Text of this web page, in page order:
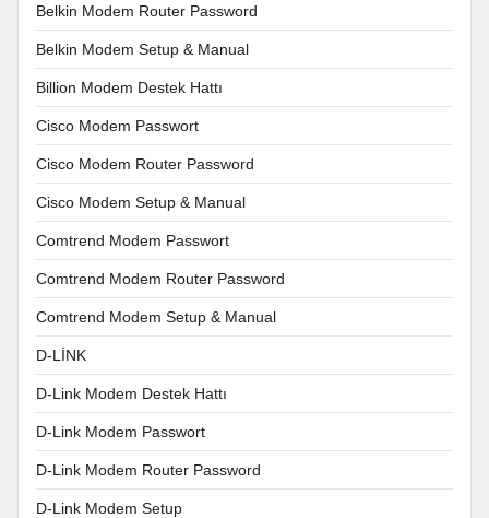
Belkin Modem Router Password
Belkin Modem Setup & Manual
Billion Modem Destek Hattı
Cisco Modem Passwort
Cisco Modem Router Password
Cisco Modem Setup & Manual
Comtrend Modem Passwort
Comtrend Modem Router Password
Comtrend Modem Setup & Manual
D-LİNK
D-Link Modem Destek Hattı
D-Link Modem Passwort
D-Link Modem Router Password
D-Link Modem Setup